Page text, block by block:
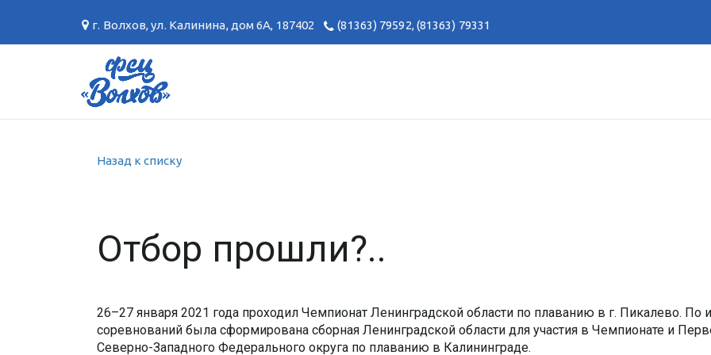
г. Волхов,ул. Калинина, дом 6А, 187402 (81363) 79592,(81363) 79331
Назад к списку
Отбор прошли?..
26–27 января 2021 года проходил Чемпионат Ленинградской области по плаванию в г. Пикалево. По
соревнований была сформирована сборная Ленинградской области для участия в Чемпионате и
Северно-Западного Федерального округа по плаванию в Калининграде.